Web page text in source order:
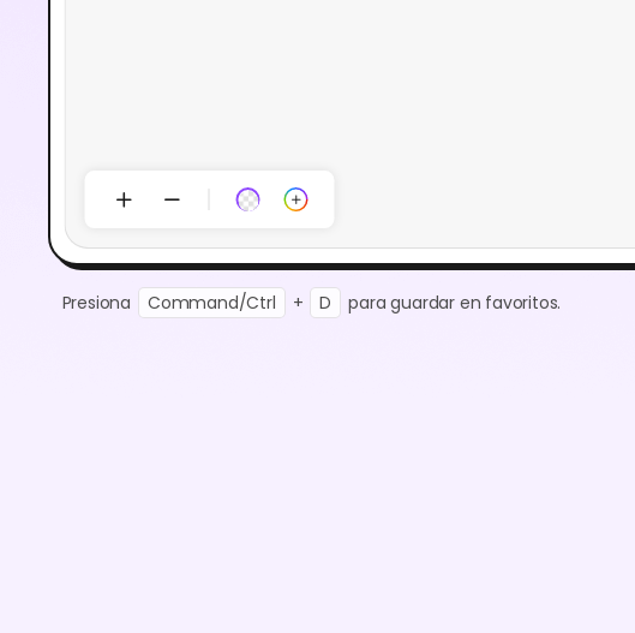
Presiona Command/Ctrl + D para guardar en favoritos.